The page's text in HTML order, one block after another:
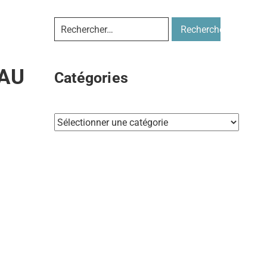
Catégories